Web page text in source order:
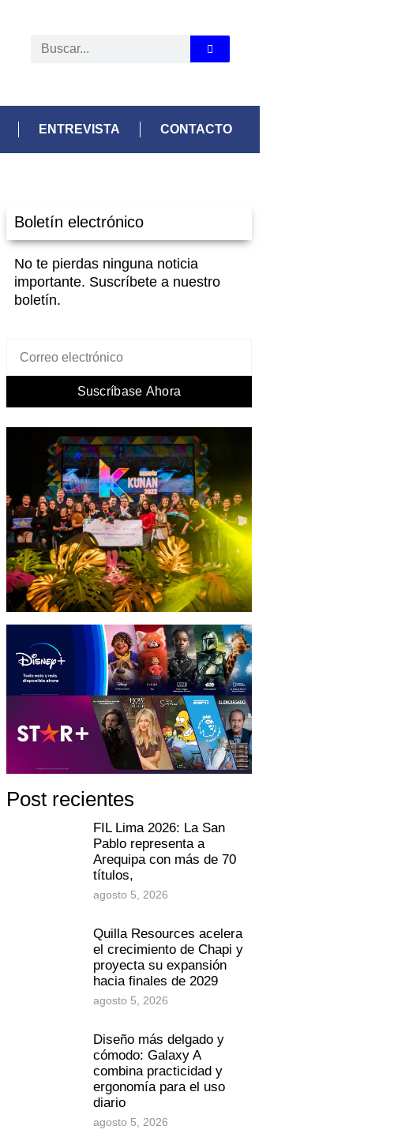
ENTREVISTA CONTACTO
Boletín electrónico
No te pierdas ninguna noticia
importante. Suscríbete a nuestro
boletín.
Suscríbase Ahora
Post recientes
FIL Lima 2026: La San
Pablo representa a
Arequipa con más de 70
títulos,
agosto 5, 2026
Quilla Resources acelera
el crecimiento de Chapi y
proyecta su expansión
hacia finales de 2029
agosto 5, 2026
Diseño más delgado y
cómodo: Galaxy A
combina practicidad y
ergonomía para el uso
diario
agosto 5, 2026